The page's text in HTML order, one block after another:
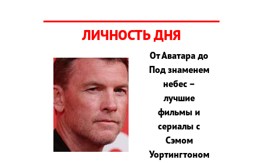
ЛИЧНОСТЬ ДНЯ
От Аватара до
Под знаменем
небес –
лучшие
фильмы и
сериалы с
Сэмом
Уортингтоном